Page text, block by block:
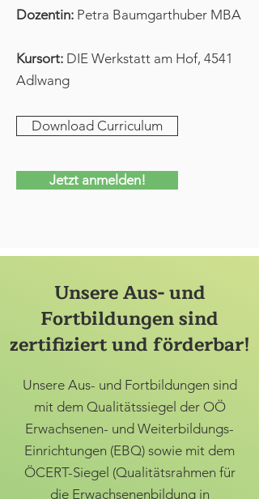
Dozentin: Petra Baumgarthuber MBA
Kursort: DIE Werkstatt am Hof, 4541
Adlwang
Download Curriculum
Jetzt anmelden!
Unsere Aus- und
Fortbildungen sind
zertifiziert und förderbar!
Unsere Aus- und Fortbildungen sind
mit dem Qualitätssiegel der OÖ
Erwachsenen- und Weiterbildungs-
Einrichtungen (EBQ) sowie mit dem
ÖCERT-Siegel (Qualitätsrahmen für
die Erwachsenenbildung in